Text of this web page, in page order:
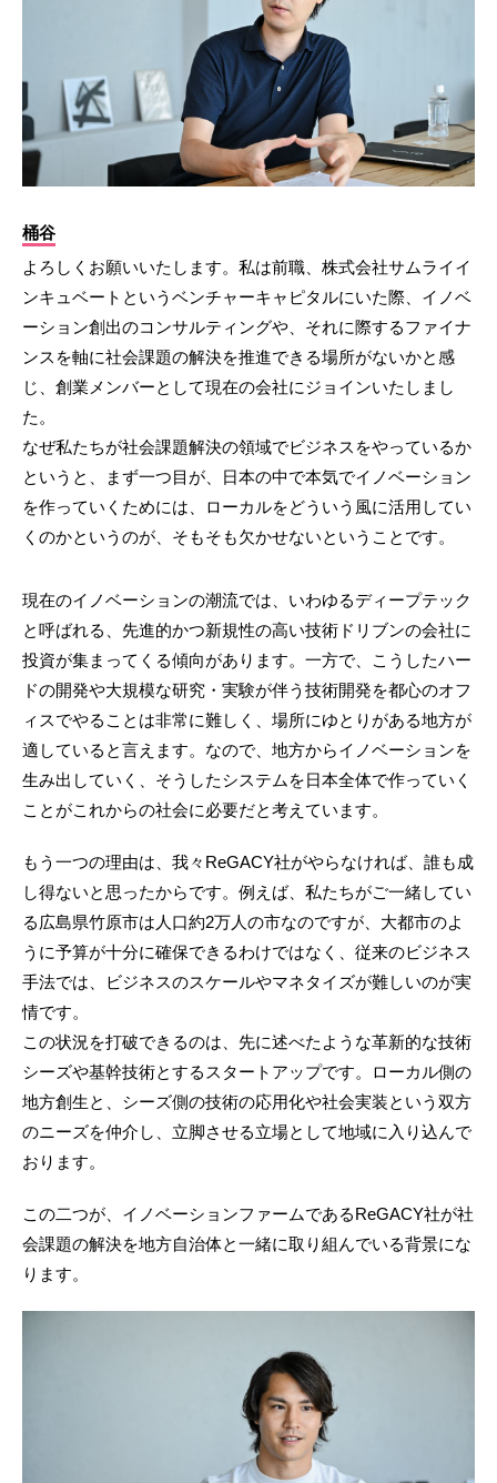
桶谷
よろしくお願いいたします。私は前職、株式会社サムライイ
ンキュベートというベンチャーキャピタルにいた際、イノベ
ーション創出のコンサルティングや、それに際するファイナ
ンスを軸に社会課題の解決を推進できる場所がないかと感
じ、創業メンバーとして現在の会社にジョインいたしまし
た。
なぜ私たちが社会課題解決の領域でビジネスをやっているか
というと、まず一つ目が、日本の中で本気でイノベーション
を作っていくためには、ローカルをどういう風に活用してい
くのかというのが、そもそも欠かせないということです。
現在のイノベーションの潮流では、いわゆるディープテック
と呼ばれる、先進的かつ新規性の高い技術ドリブンの会社に
投資が集まってくる傾向があります。一方で、こうしたハー
ドの開発や大規模な研究・実験が伴う技術開発を都心のオフ
ィスでやることは非常に難しく、場所にゆとりがある地方が
適していると言えます。なので、地方からイノベーションを
生み出していく、そうしたシステムを日本全体で作っていく
ことがこれからの社会に必要だと考えています。
もう一つの理由は、我々ReGACY社がやらなければ、誰も成
し得ないと思ったからです。例えば、私たちがご一緒してい
る広島県竹原市は人口約2万人の市なのですが、大都市のよ
うに予算が十分に確保できるわけではなく、従来のビジネス
手法では、ビジネスのスケールやマネタイズが難しいのが実
情です。
この状況を打破できるのは、先に述べたような革新的な技術
シーズや基幹技術とするスタートアップです。ローカル側の
地方創生と、シーズ側の技術の応用化や社会実装という双方
のニーズを仲介し、立脚させる立場として地域に入り込んで
おります。
この二つが、イノベーションファームであるReGACY社が社
会課題の解決を地方自治体と一緒に取り組んでいる背景にな
ります。